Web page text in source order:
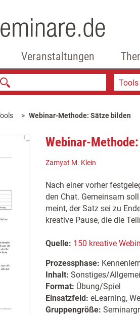
Veranstaltungen
Tools
Webinar-Methode: Sätze bilden
Webinar-
Zamyat M. Klein
Nach einer vorher
den Chat. Gemeinsam
meint, der Satz sei zu
kreative Pause, die die
Quelle: 150 kreative
Prozessphase:
Inhalt: Sonstiges/
Format: Übung/Spiel
Einsatzfeld: eLearning,
Gruppengröße: